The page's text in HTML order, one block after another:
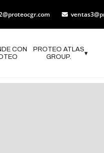
CON
PROTEO ATLAS
GROUP.
▾